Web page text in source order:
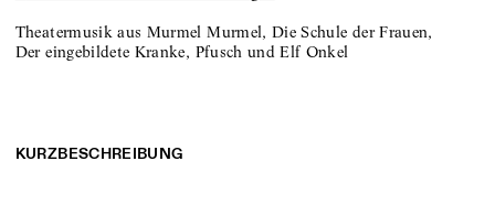
Theatermusik aus Murmel Murmel, Die Schule der Frauen,
Der eingebildete Kranke, Pfusch und Elf Onkel
KURZBESCHREIBUNG